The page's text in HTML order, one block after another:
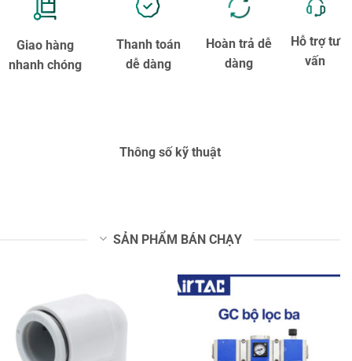
Giao hàng
nhanh chóng
Thanh toán
dễ dàng
Hoàn trả dễ
dàng
Hỗ trợ tư
vấn
Thông số kỹ thuật
SẢN PHẨM BÁN CHẠY